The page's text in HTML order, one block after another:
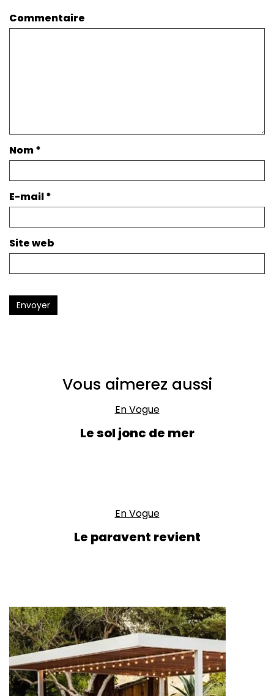
Commentaire
Nom*
E-mail*
Site web
Envoyer
Vous aimerez aussi
En Vogue
Le sol jonc de mer
En Vogue
Le paravent revient